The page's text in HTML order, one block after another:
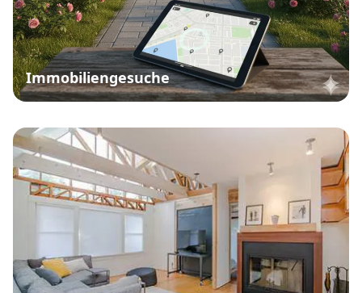
Immobiliengesuche